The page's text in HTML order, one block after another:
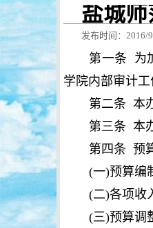
盐城
发布时间： 2016/
第一条 为
学院内部审计工
第二条 本
第三条 本
第四条 预
(一)预算编
(二)各项收
(三)预算调